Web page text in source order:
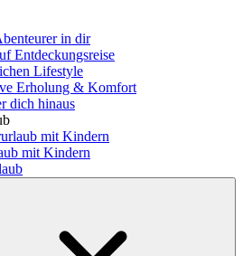
in dir
Entdeckungsreise
Lifestyle
Erholung & Komfort
dich hinaus
mit Kindern
mit Kindern